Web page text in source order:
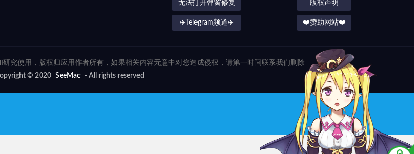
无法打开弹窗修复
✈️Telegram频道✈️
版权声明
❤️赞助网站❤️
究使用，版权归应用作者所有，如果相关内容无意中对您造成侵权，请第一时间联系我们删除
© 2020 SeeMac - All rights reserved